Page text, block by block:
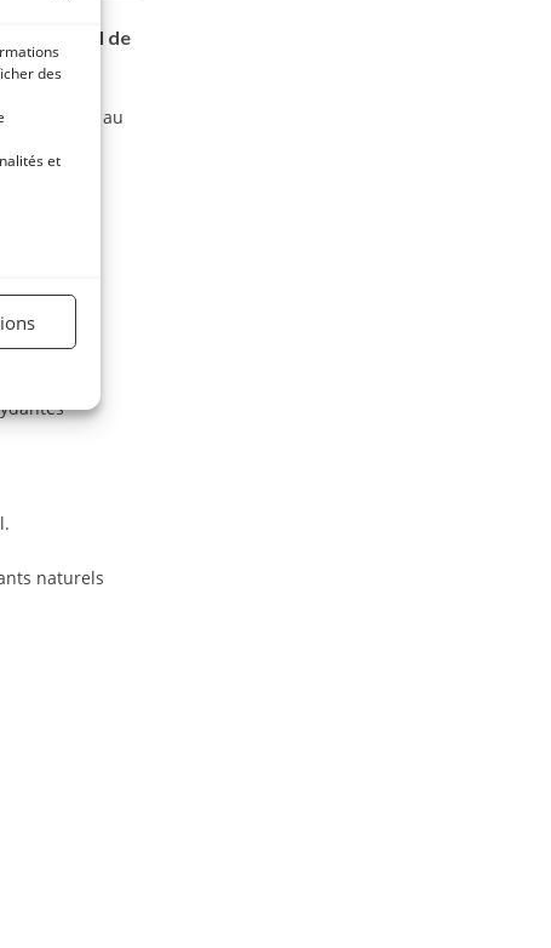
des
et
du cheval de
intégrées au
naturels